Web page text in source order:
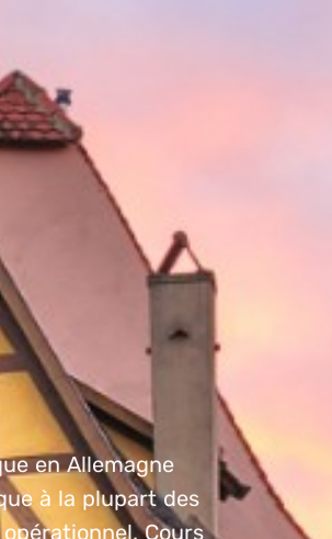
en Allemagne
à la plupart des
Cours